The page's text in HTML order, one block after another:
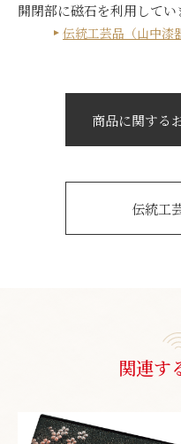
開閉部に磁石を利用してい
伝統工芸品（山中漆
商品に関する
伝統工
関連す